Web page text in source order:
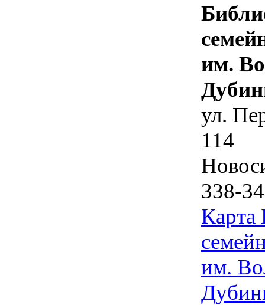
им.
ул.
114
338-
Карта
им.